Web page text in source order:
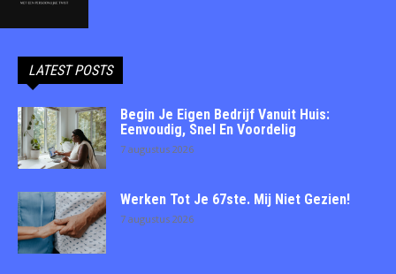
LATEST POSTS
Begin Je Eigen Bedrijf Vanuit Huis:
Eenvoudig, Snel En Voordelig
7 augustus 2026
Werken Tot Je 67ste. Mij Niet Gezien!
7 augustus 2026